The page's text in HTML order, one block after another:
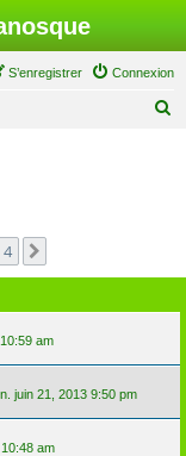
Connexion
S’enregistrer
c
r
4
am
juin 21, 2013 9:50 pm
am